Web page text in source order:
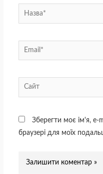
Назва*
Email*
Сайт
Зберегти моє ім'я, e-
браузері для моїх